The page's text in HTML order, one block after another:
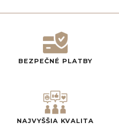
BEZPEČNÉ PLATBY
NAJVYŠŠIA KVALITA